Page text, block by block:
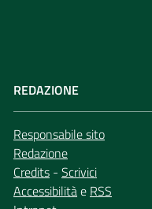
REDAZIONE
Responsabile sito
Redazione
Credits - Scrivici
Accessibilitàe RSS